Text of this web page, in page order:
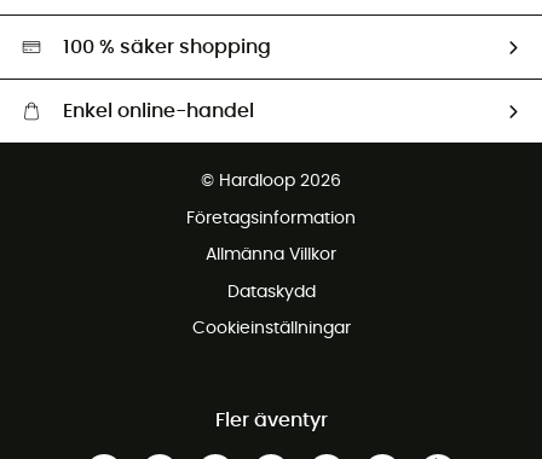
Miljöanpassat urval
100 % säker shopping
Enkel online-handel
Gratis retur inom 100 dagar
© Hardloop 2026
Företagsinformation
Allmänna Villkor
Dataskydd
Cookieinställningar
Fler äventyr